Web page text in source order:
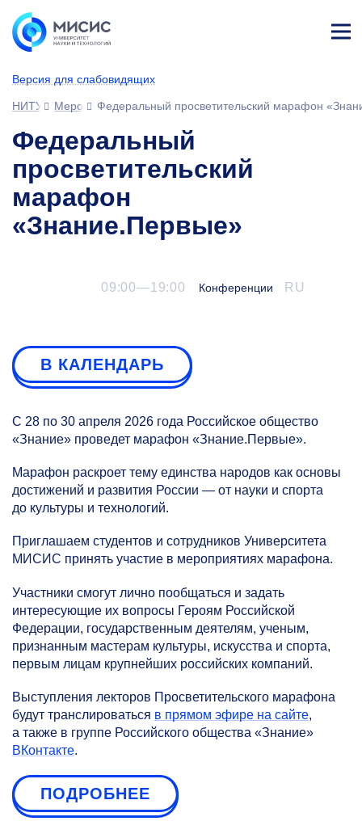
Версия для слабовидящих
ине
НИТУ МИСИСМероприятияФедеральный просветительский марафон
Федеральный
просветительский
марафон
«Знание.Первые»
09:00—19:00 Конференции RU
В КАЛЕНДАРЬ
С 28 по 30 апреля 2026 года Российское общество
«Знание» проведет марафон «Знание.Первые».
Марафон раскроет тему единства народов как основы
достижений и развития России — от науки и спорта
до культуры и технологий.
Приглашаем студентов и сотрудников Университета
МИСИС принять участие в мероприятиях марафона.
Участники смогут лично пообщаться и задать
интересующие их вопросы Героям Российской
Федерации, государственным деятелям, ученым,
признанным мастерам культуры, искусства и спорта,
первым лицам крупнейших российских компаний.
Выступления лекторов Просветительского марафона
будут транслироваться в прямом эфире на сайте,
а также в группе Российского общества «Знание»
ВКонтакте.
ПОДРОБНЕЕ